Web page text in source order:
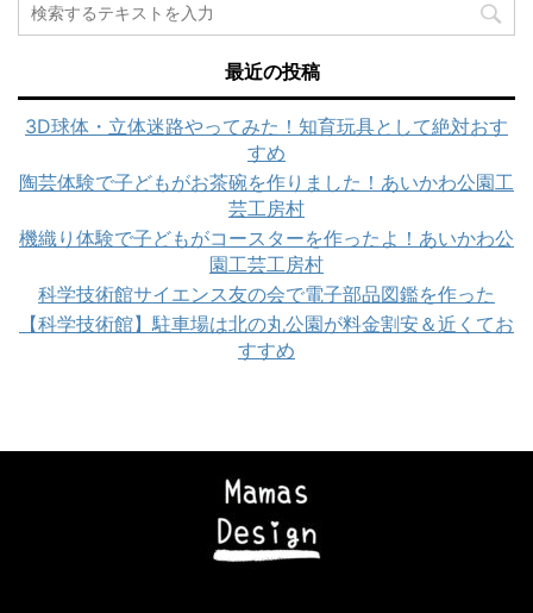
最近の投稿
3D球体・立体迷路やってみた！知育玩具として絶対おす
すめ
陶芸体験で子どもがお茶碗を作りました！あいかわ公園工
芸工房村
機織り体験で子どもがコースターを作ったよ！あいかわ公
園工芸工房村
科学技術館サイエンス友の会で電子部品図鑑を作った
【科学技術館】駐車場は北の丸公園が料金割安＆近くてお
すすめ